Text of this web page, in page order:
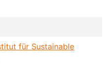
für Sustainable